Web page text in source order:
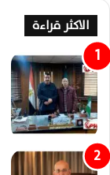
الاكثر قراءة